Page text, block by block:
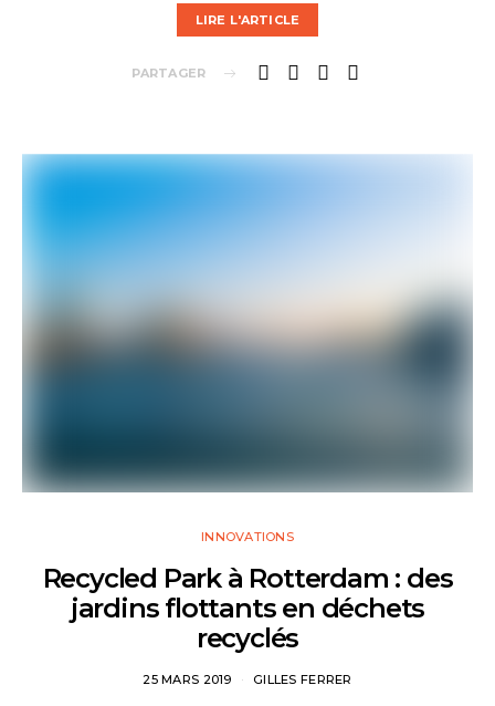
LIRE L'ARTICLE
PARTAGER
INNOVATIONS
Recycled Park à Rotterdam : des
jardins flottants en déchets
recyclés
25 MARS 2019 GILLES FERRER